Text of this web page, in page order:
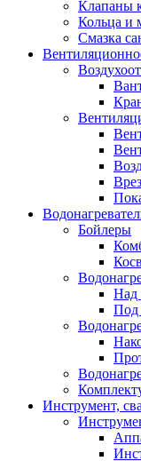
Клапаны
Кольца и
Смазка
Бойлеры
Над
Под
Инструмент,